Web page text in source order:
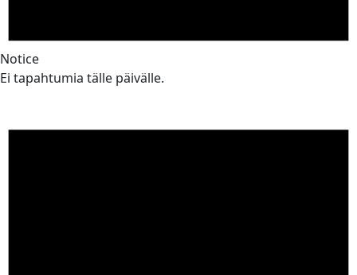
Notice
Ei tapahtumia tälle päivälle.